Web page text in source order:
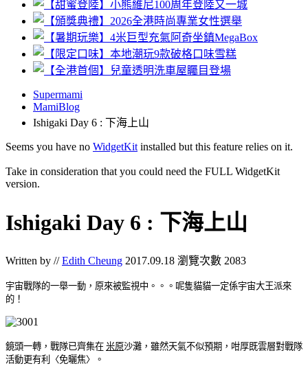
Supermami
MamiBlog
Ishigaki Day 6 : 下海上山
Seems you have no WidgetKit installed but this feature relies on it.
Take in consideration that you could need the FULL WidgetKit
version.
Ishigaki Day 6 : 下海上山
Written by //Edith Cheung 2017.09.18 瀏覽次數 2083
宇宙戰隊的一舉一動，原來被監視中。。。呢隻貓貓一定係宇宙大王派來
的！
鏡頭一轉，戰隊已齊集在米原沙灘，雖然天氣不似預期，咁厚既雲層對戰隊
活動更有利〈免曬焦〉。